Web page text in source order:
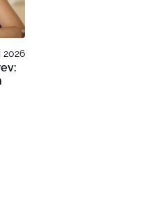
2026